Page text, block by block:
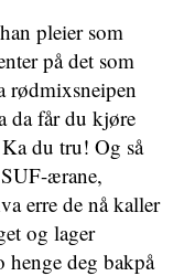
pleier som
på det som
rødmixsneipen
da får du kjøre
du tru! Og så
ærane,
erre de nå kaller
og lager
deg bakpå